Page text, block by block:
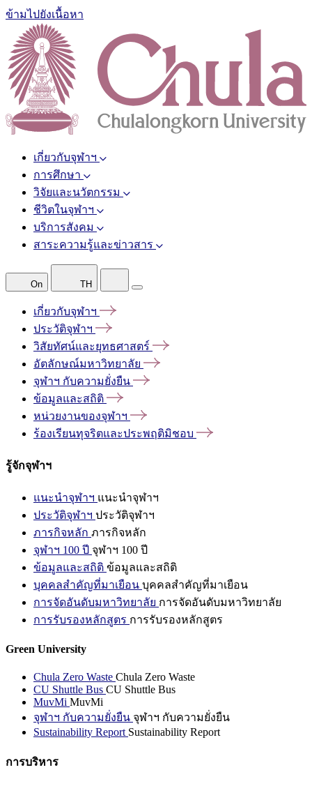
ข้ามไปยังเนื้อหา
เกี่ยวกับจุฬาฯ
การศึกษา
วิจัยและนวัตกรรม
ชีวิตในจุฬาฯ
บริการสังคม
สาระความรู้และข่าวสาร
On TH
เกี่ยวกับจุฬาฯ
ประวัติจุฬาฯ
วิสัยทัศน์และยุทธศาสตร์
อัตลักษณ์มหาวิทยาลัย
จุฬาฯ กับความยั่งยืน
ข้อมูลและสถิติ
หน่วยงานของจุฬาฯ
ร้องเรียนทุจริตและประพฤติมิชอบ
รู้จักจุฬาฯ
แนะนำจุฬาฯ แนะนำจุฬาฯ
ประวัติจุฬาฯ ประวัติจุฬาฯ
ภารกิจหลัก ภารกิจหลัก
จุฬาฯ 100 ปี จุฬาฯ 100 ปี
ข้อมูลและสถิติ ข้อมูลและสถิติ
บุคคลสำคัญที่มาเยือน บุคคลสำคัญที่มาเยือน
การจัดอันดับมหาวิทยาลัย การจัดอันดับมหาวิทยาลัย
การรับรองหลักสูตร การรับรองหลักสูตร
Green University
Chula Zero Waste Chula Zero Waste
CU Shuttle Bus CU Shuttle Bus
MuvMi MuvMi
จุฬาฯ กับความยั่งยืน จุฬาฯ กับความยั่งยืน
Sustainability Report Sustainability Report
การบริหาร